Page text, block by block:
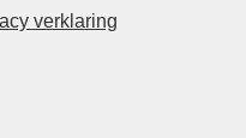
verklaring